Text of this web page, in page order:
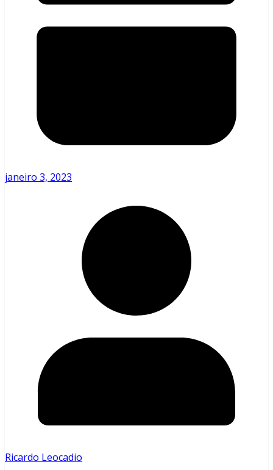
janeiro 3, 2023
Ricardo Leocadio